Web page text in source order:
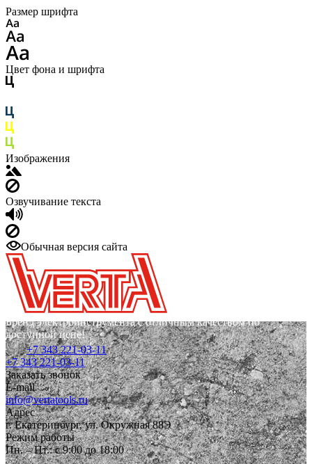
Размер шрифта
Цвет фона и шрифта
Изображения
Озвучивание текста
Обычная версия сайта
Бренд электроинструмента с отличным качеством по
доступной цене!
+7 343 221-03-11
+7 343 221-03-11
Заказать звонок
E-mail
info@vertatools.ru
Адрес
г. Екатеринбург, ул. Окружная 88Э
Режим работы
Пн. – Пт.: с 9:00 до 18:00